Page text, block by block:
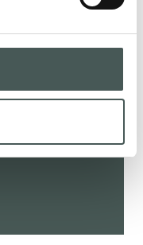
Il
le fasi del tuo